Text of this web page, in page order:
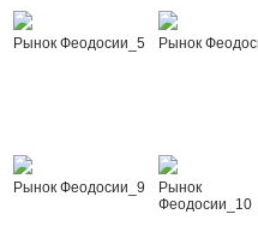
Рынок Феодосии_5 Рынок
Рынок Феодосии_9
Рынок
Феодосии_10